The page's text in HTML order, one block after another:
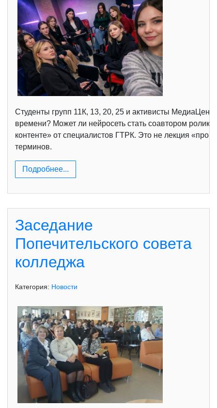
Студенты групп 11К, 13, 20, 25 и активисты
времени? Может ли нейросеть стать соавтором
контенте» от специалистов ГТРК. Это не лекция «про
терминов.
Подробнее...
Заседание
Попечительского совета
колледжа
Категория: Новости